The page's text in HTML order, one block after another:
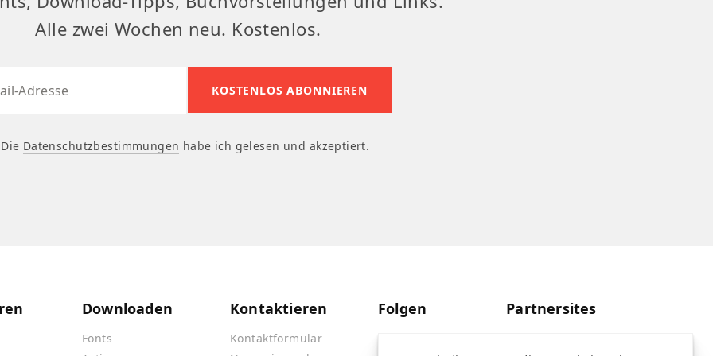
Alle zwei Wochen neu. Kostenlos.
Datenschutzbestimmungen habe ich gelesen und akzeptiert.
Downloaden
Fonts
Kontaktieren
Kontaktformular
Folgen Partnersites